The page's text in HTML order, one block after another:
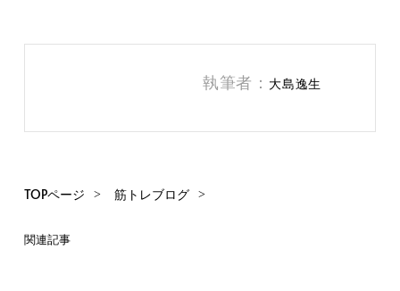
執筆者： 大島逸生
TOPページ 筋トレブログ
関連記事